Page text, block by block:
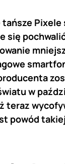
Pixele
się
w
teraz
powód